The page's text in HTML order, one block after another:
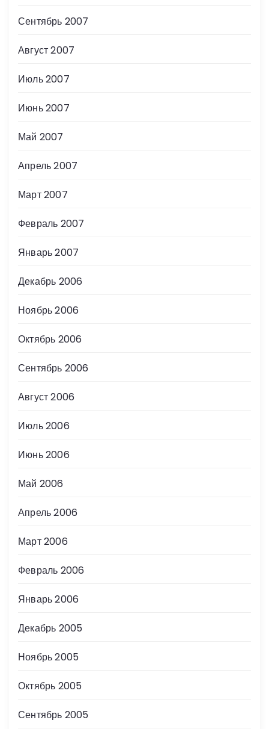
Сентябрь 2007
Август 2007
Июль 2007
Июнь 2007
Май 2007
Апрель 2007
Март 2007
Февраль 2007
Январь 2007
Декабрь 2006
Ноябрь 2006
Октябрь 2006
Сентябрь 2006
Август 2006
Июль 2006
Июнь 2006
Май 2006
Апрель 2006
Март 2006
Февраль 2006
Январь 2006
Декабрь 2005
Ноябрь 2005
Октябрь 2005
Сентябрь 2005